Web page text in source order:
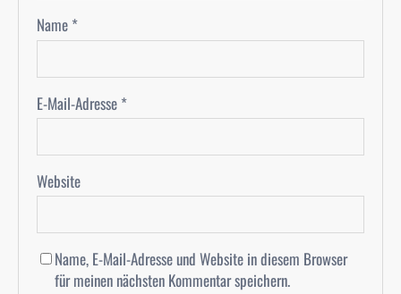
Name *
E-Mail-Adresse *
Website
Name, E-Mail-Adresse und Website in diesem Browser
für meinen nächsten Kommentar speichern.